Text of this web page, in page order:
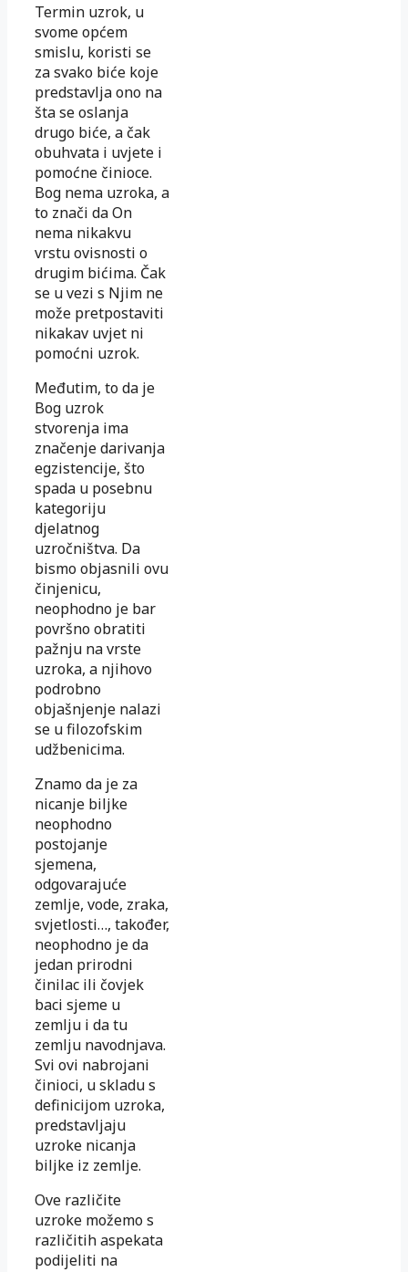
Termin uzrok, u
svome općem
smislu, koristi se
za svako biće koje
predstavlja ono na
šta se oslanja
drugo biće, a čak
obuhvata i uvjete i
pomoćne činioce.
Bog nema uzroka, a
to znači da On
nema nikakvu
vrstu ovisnosti o
drugim bićima. Čak
se u vezi s Njim ne
može pretpostaviti
nikakav uvjet ni
pomoćni uzrok.
Međutim, to da je
Bog uzrok
stvorenja ima
značenje darivanja
egzistencije, što
spada u posebnu
kategoriju
djelatnog
uzročništva. Da
bismo objasnili ovu
činjenicu,
neophodno je bar
površno obratiti
pažnju na vrste
uzroka, a njihovo
podrobno
objašnjenje nalazi
se u filozofskim
udžbenicima.
Znamo da je za
nicanje biljke
neophodno
postojanje
sjemena,
odgovarajuće
zemlje, vode, zraka,
svjetlosti…, također,
neophodno je da
jedan prirodni
činilac ili čovjek
baci sjeme u
zemlju i da tu
zemlju navodnjava.
Svi ovi nabrojani
činioci, u skladu s
definicijom uzroka,
predstavljaju
uzroke nicanja
biljke iz zemlje.
Ove različite
uzroke možemo s
različitih aspekata
podijeliti na